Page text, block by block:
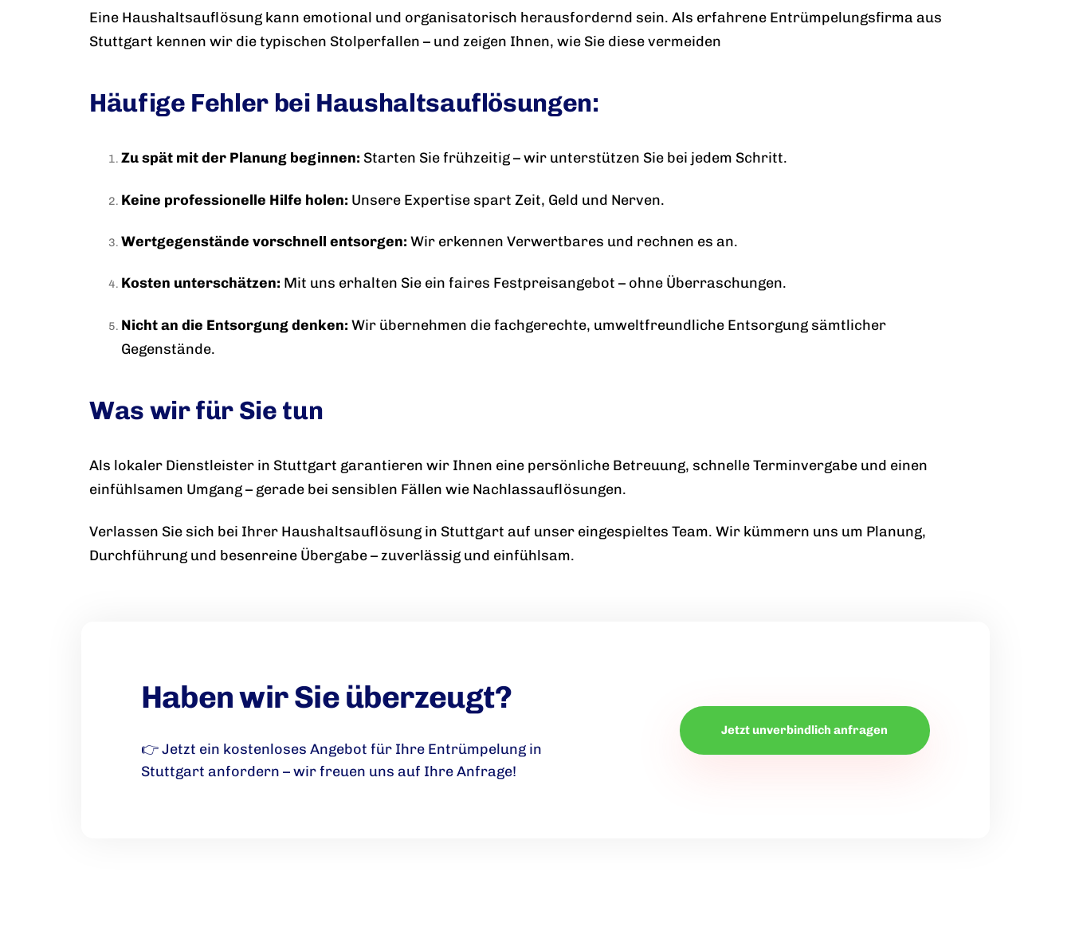
Eine Haushaltsauflösung kann emotional und organisatorisch herausfordernd sein. Als erfahrene Entrümpelungsfirma aus
Stuttgart kennen wir die typischen Stolperfallen – und zeigen Ihnen, wie Sie diese vermeiden
Häufige Fehler bei Haushaltsauflösungen:
Zu spät mit der Planung beginnen: Starten Sie frühzeitig – wir unterstützen Sie bei jedem Schritt.
Keine professionelle Hilfe holen: Unsere Expertise spart Zeit, Geld und Nerven.
Wertgegenstände vorschnell entsorgen: Wir erkennen Verwertbares und rechnen es an.
Kosten unterschätzen: Mit uns erhalten Sie ein faires Festpreisangebot – ohne Überraschungen.
Nicht an die Entsorgung denken: Wir übernehmen die fachgerechte, umweltfreundliche Entsorgung sämtlicher
Gegenstände.
Was wir für Sie tun
Als lokaler Dienstleister in Stuttgart garantieren wir Ihnen eine persönliche Betreuung, schnelle Terminvergabe und einen
einfühlsamen Umgang – gerade bei sensiblen Fällen wie Nachlassauflösungen.
Verlassen Sie sich bei Ihrer Haushaltsauflösung in Stuttgart auf unser eingespieltes Team. Wir kümmern uns um Planung,
Durchführung und besenreine Übergabe – zuverlässig und einfühlsam.
Haben wir Sie überzeugt?
👉 Jetzt ein kostenloses Angebot für Ihre Entrümpelung in
Stuttgart anfordern – wir freuen uns auf Ihre Anfrage!
Jetzt unverbindlich anfragen